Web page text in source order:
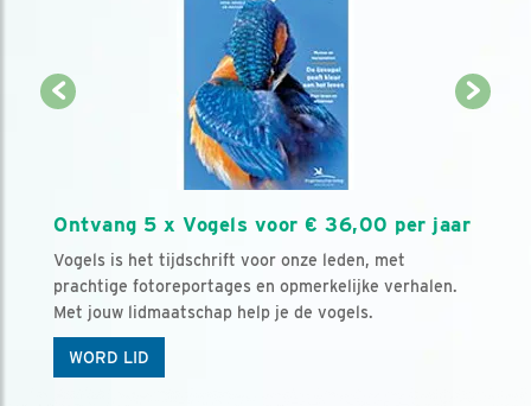
Ontvang 5 x Vogels voor € 36,00 per jaar
Vogels is het tijdschrift voor onze leden, met
prachtige fotoreportages en opmerkelijke verhalen.
Met jouw lidmaatschap help je de vogels.
WORD LID